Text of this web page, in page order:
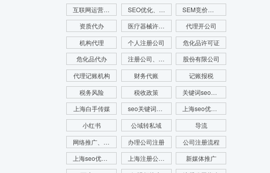
互联网运营推广
SEO优化、SEO网站排名、网站排名
SEM竞价、SEM竞价排名、网站排名
资质代办
医疗器械许可证代办
代理开公司
机构代理
个人注册公司
危化品许可证
危化品代办
注册公司、代理记账、注册财税公司、财务服务
股份有限公司
代理记账机构
财务代账
记账报税
税务风险
税收政策
关键词seo优化
上海白手传媒
seo关键词优化费用
上海seo优化公司
小红书
公域转私域
导流
网络推广、seo优化、新媒体运营、舆情管理、舆情系统监测、app开发、官网搭建
办理公司注册
公司注册流程
上海seo优化公司代运营公司
上海注册公司流程
新媒体推广